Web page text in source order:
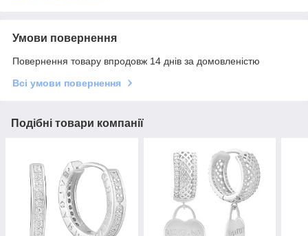
Умови повернення
Повернення товару впродовж 14 днів за домовленістю
Всі умови повернення
Подібні товари компанії